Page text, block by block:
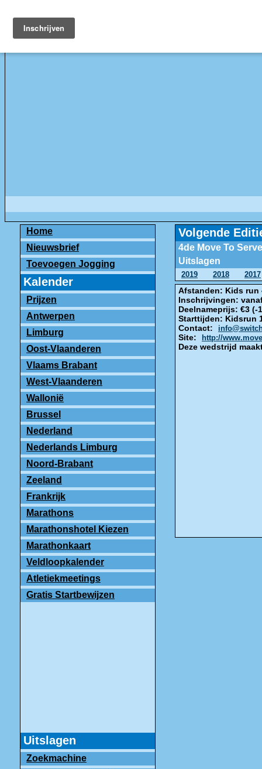
Home
Nieuwsbrief
Toevoegen Jogging
Kalender
Prijzen
Antwerpen
Limburg
Oost-Vlaanderen
Vlaams Brabant
West-Vlaanderen
Wallonië
Brussel
Nederland
Nederlands Limburg
Noord-Brabant
Zeeland
Frankrijk
Marathons
Marathonshotel Kiezen
Marathonkaart
Veldloopkalender
Atletiekmeetings
Gratis Startbewijzen
Uitslagen
Zoekmachine
Volgende
4de Move To
Uitslagen
2019 2018 2017
Afstanden: Kids run
Inschrijvingen:
Deelnameprijs: €3 (-
Starttijden: Kidsrun
Contact:
Site: http://
Deze wedstrijd